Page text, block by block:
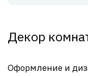
Декор
Оформление и